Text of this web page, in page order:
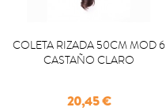
COLETA RIZADA 50CM MOD 6
CASTAÑO CLARO
Precio
20,45 €